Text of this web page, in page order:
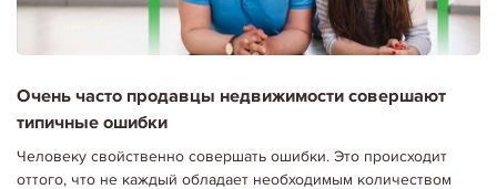
Очень часто продавцы недвижимости совершают
типичные ошибки
Человеку свойственно совершать ошибки. Это происходит
оттого, что не каждый обладает необходимым количеством